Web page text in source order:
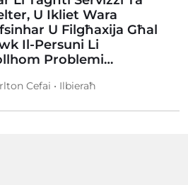
U Ikliet Wara
U Filgħaxija Għal
Il-Persuni Li
Problemi…
Cefai • Ilbieraħ